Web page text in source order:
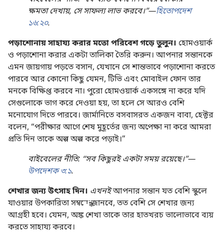
ক্ষমতা দেখায়, সে সাফল্য লাভ করবে।”—হিতোপদেশ
১৬:২০.
পড়াশোনায় সাহায্য করার মতো পরিবেশ গড়ে তুলুন। হোমওয়ার্ক
ও পড়াশোনা করার একটা তালিকা তৈরি করুন। আপনার সন্তানকে
এমন জায়গায় পড়তে বসান, যেখানে সে শান্তভাবে পড়াশোনা করতে
পারবে আর কোনো কিছু যেমন, টিভি এবং মোবাইল ফোন তার
মনকে বিক্ষিপ্ত করবে না। পুরো হোমওয়ার্ক একসঙ্গে না করে যদি
সেগুলোকে ভাগ করে দেওয়া হয়, তা হলে সে আরও বেশি
মনোযোগ দিতে পারবে। জার্মানিতে বসবাসরত একজন বাবা, হেক্টর
বলেন, “পরীক্ষার আগে শেষ মুহূর্তের জন্য অপেক্ষা না করে আমরা
প্রতি দিন তাকে অল্প অল্প করে পড়াই।”
বাইবেলের নীতি: “সব কিছুরই একটা সময় রয়েছে।”—
উপদেশক ৩:১.
শেখার জন্য উৎসাহ দিন। এখনইআপনার সন্তান যত বেশি স্কুলে
যাওয়ার উপকারিতা সম্বন্ধে জানবে, তত বেশি সে শেখার জন্য
আগ্রহী হবে। যেমন, অঙ্ক শেখা তাকে তার হাতখরচ ভালোভাবে ব্যয়
করতে সাহায্য করবে।